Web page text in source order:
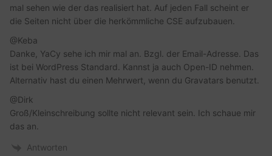
mal sehen wie der das realisiert hat. Auf jeden Fall scheint er
die Seiten nicht über die herkömmliche CSE aufzubauen.
@Keba
Danke, YaCy sehe ich mir mal an. Bzgl. der Email-Adresse. Das
ist bei WordPress Standard. Kannst ja auch Open-ID nehmen.
Alternativ hast du einen Mehrwert, wenn du Gravatars benutzt.
@Dirk
Groß/Kleinschreibung sollte nicht relevant sein. Ich schaue mir
das an.
Antworten